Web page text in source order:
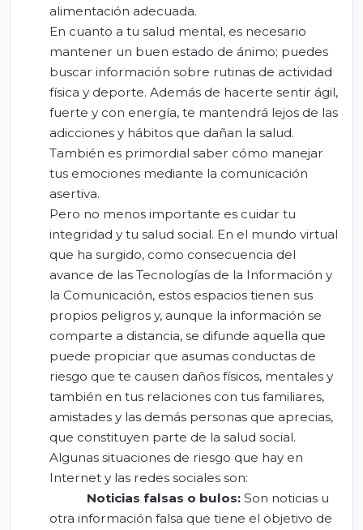
alimentación adecuada.
En cuanto a tu salud mental, es necesario
mantener un buen estado de ánimo; puedes
buscar información sobre rutinas de actividad
física y deporte. Además de hacerte sentir ágil,
fuerte y con energía, te mantendrá lejos de las
adicciones y hábitos que dañan la salud.
También es primordial saber cómo manejar
tus emociones mediante la comunicación
asertiva.
Pero no menos importante es cuidar tu
integridad y tu salud social. En el mundo virtual
que ha surgido, como consecuencia del
avance de las Tecnologías de la Información y
la Comunicación, estos espacios tienen sus
propios peligros y, aunque la información se
comparte a distancia, se difunde aquella que
puede propiciar que asumas conductas de
riesgo que te causen daños físicos, mentales y
también en tus relaciones con tus familiares,
amistades y las demás personas que aprecias,
que constituyen parte de la salud social.
Algunas situaciones de riesgo que hay en
Internet y las redes sociales son:
Noticias falsas o bulos: Son noticias u
otra información falsa que tiene el objetivo de